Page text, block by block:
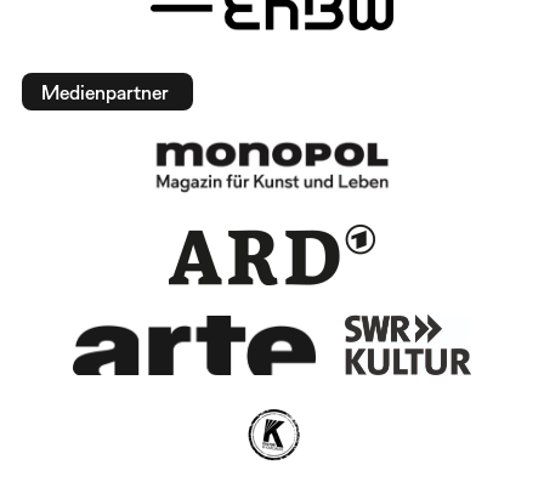
Medienpartner